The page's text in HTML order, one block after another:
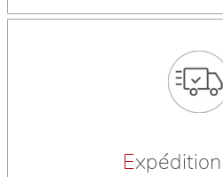
E